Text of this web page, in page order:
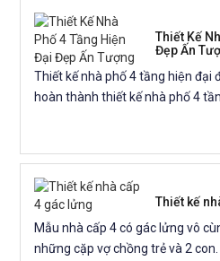
Thiết Kế
Đẹp Ấn
Thiết kế nhà phố 4 tầng hiện đại
hoàn thành thiết kế nhà phố 4
Thiết kế
Mẫu nhà cấp 4 có gác lửng vô
những cặp vợ chồng trẻ và 2